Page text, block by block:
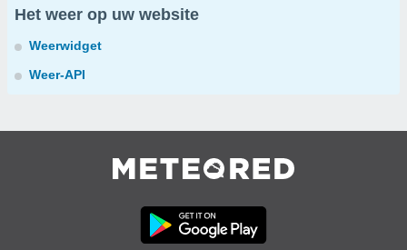
Het weer op uw website
Weerwidget
Weer-API